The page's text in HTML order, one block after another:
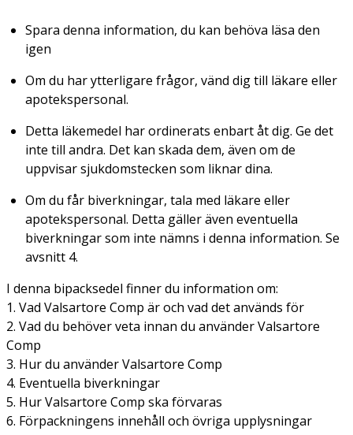
Spara denna information, du kan behöva läsa den
igen
Om du har ytterligare frågor, vänd dig till läkare eller
apotekspersonal.
Detta läkemedel har ordinerats enbart åt dig. Ge det
inte till andra. Det kan skada dem, även om de
uppvisar sjukdomstecken som liknar dina.
Om du får biverkningar, tala med läkare eller
apotekspersonal. Detta gäller även eventuella
biverkningar som inte nämns i denna information. Se
avsnitt 4.
I denna bipacksedel finner du information om:
1. Vad Valsartore Comp är och vad det används för
2. Vad du behöver veta innan du använder Valsartore
Comp
3. Hur du använder Valsartore Comp
4. Eventuella biverkningar
5. Hur Valsartore Comp ska förvaras
6. Förpackningens innehåll och övriga upplysningar